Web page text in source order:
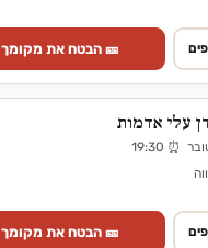
🎫 הבטח את מקומך
עלי אדמות
🎫 הבטח את מקומך